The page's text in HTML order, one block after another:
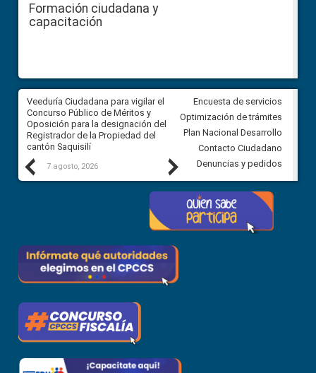
Formación ciudadana y
capacitación
Previous
Veeduría Ciudadana para vigilar el
Concurso Público de Méritos y
Oposición para la designación del
Registrador de la Propiedad del
cantón Saquisilí
7 agosto, 2026
Veeduría Ciudadana para
construcción del asfaltado de
diferentes barrios del sector
Ballenita del cantón Santa
7 agosto, 2026
Next
Encuesta de servicios
Optimización de trámites
Plan Nacional Desarrollo
Contacto Ciudadano
Denuncias y pedidos